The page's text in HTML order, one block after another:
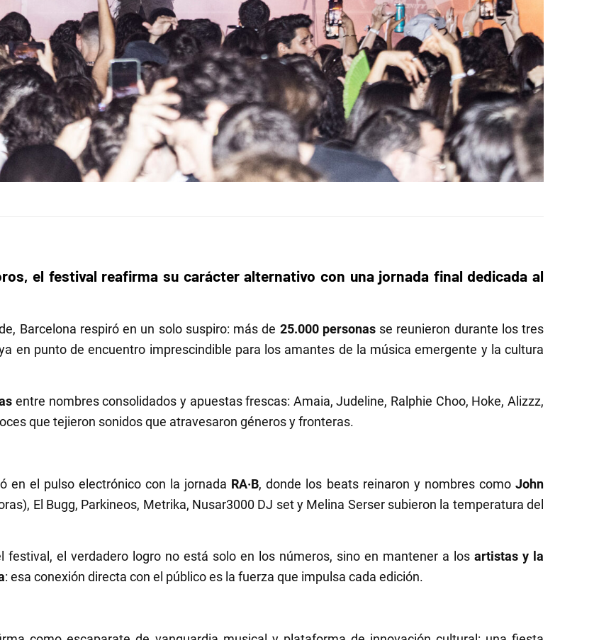
el festival reafirma su carácter alternativo con una jornada final dedicada al
Barcelona respiró en un solo suspiro: más de 25.000 personasse reunieron durante los tres
en punto de encuentro imprescindible para los amantes de la música emergente y la cultura
entre nombres consolidados y apuestas frescas: Amaia, Judeline, Ralphie Choo, Hoke, Alizzz,
que tejieron sonidos que atravesaron géneros y fronteras.
en el pulso electrónico con la jornada RA·B, donde los beats reinaron y nombres comoJohn
El Bugg, Parkineos, Metrika, Nusar3000 DJ set y Melina Serser subieron la temperatura del
festival, el verdadero logro no está solo en los números, sino en mantener a los artistas y la
: esa conexión directa con el público es la fuerza que impulsa cada edición.